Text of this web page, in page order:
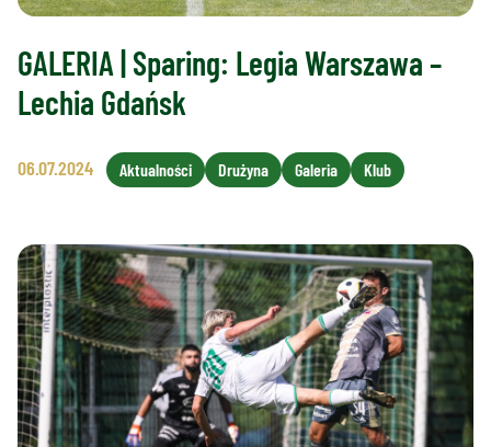
GALERIA | Sparing: Legia Warszawa –
Lechia Gdańsk
06.07.2024 Aktualności Drużyna Galeria Klub